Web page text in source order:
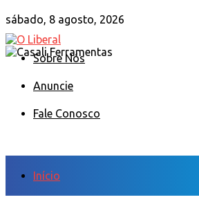
sábado, 8 agosto, 2026
Sobre Nós
Anuncie
Fale Conosco
Início